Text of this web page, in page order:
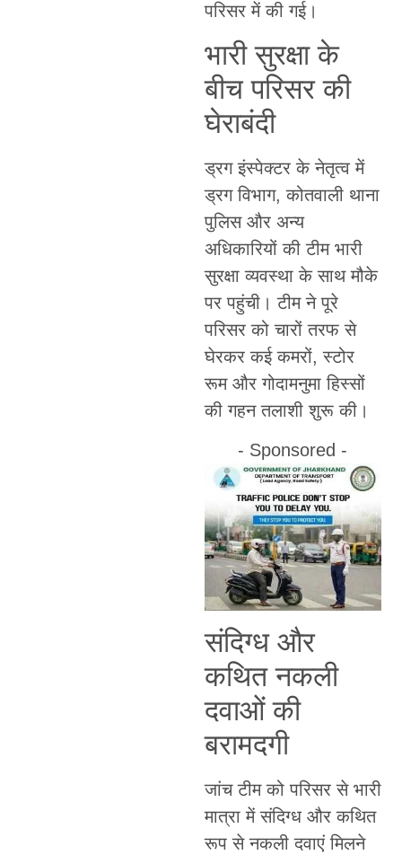
परिसर में की गई।
भारी सुरक्षा के
बीच परिसर की
घेराबंदी
ड्रग इंस्पेक्टर के नेतृत्व में
ड्रग विभाग, कोतवाली थाना
पुलिस और अन्य
अधिकारियों की टीम भारी
सुरक्षा व्यवस्था के साथ मौके
पर पहुंची। टीम ने पूरे
परिसर को चारों तरफ से
घेरकर कई कमरों, स्टोर
रूम और गोदामनुमा हिस्सों
की गहन तलाशी शुरू की।
- Sponsored -
संदिग्ध और
कथित नकली
दवाओं की
बरामदगी
जांच टीम को परिसर से भारी
मात्रा में संदिग्ध और कथित
रूप से नकली दवाएं मिलने